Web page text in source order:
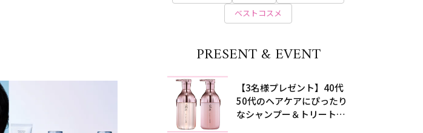
ベストコスメ
PRESENT & EVENT
【3名様プレゼント】40代
50代のヘアケアにぴったり
なシャンプー＆トリートメ